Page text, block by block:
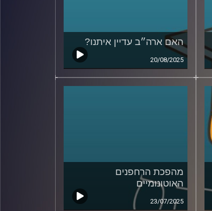
האם ארה״ב עדיין איתנו?
20/08/2025
מהפכת הרחפנים
האוטונומיים
23/07/2025